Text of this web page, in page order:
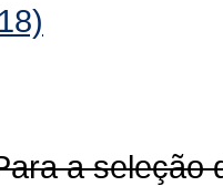
a seleção